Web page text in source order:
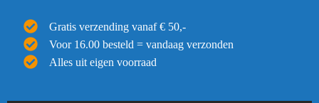
Gratis verzending vanaf € 50,-
Voor 16.00 besteld = vandaag verzonden
Alles uit eigen voorraad